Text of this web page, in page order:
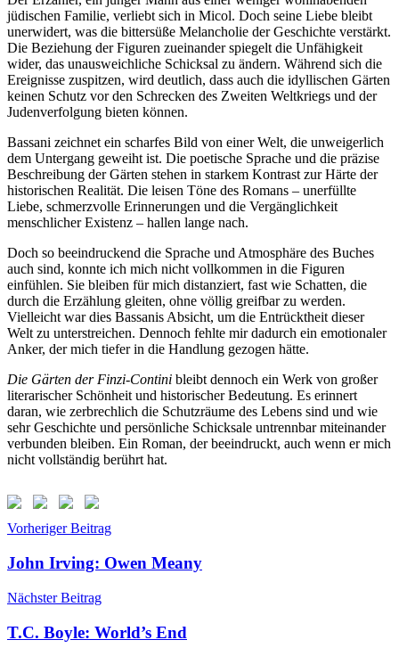
jüdischen Familie, verliebt sich in Micol. Doch seine Liebe bleibt
unerwidert, was die bittersüße Melancholie der Geschichte verstärkt.
Die Beziehung der Figuren zueinander spiegelt die Unfähigkeit
wider, das unausweichliche Schicksal zu ändern. Während sich die
Ereignisse zuspitzen, wird deutlich, dass auch die idyllischen Gärten
keinen Schutz vor den Schrecken des Zweiten Weltkriegs und der
Judenverfolgung bieten können.
Bassani zeichnet ein scharfes Bild von einer Welt, die unweigerlich
dem Untergang geweiht ist. Die poetische Sprache und die präzise
Beschreibung der Gärten stehen in starkem Kontrast zur Härte der
historischen Realität. Die leisen Töne des Romans – unerfüllte
Liebe, schmerzvolle Erinnerungen und die Vergänglichkeit
menschlicher Existenz – hallen lange nach.
Doch so beeindruckend die Sprache und Atmosphäre des Buches
auch sind, konnte ich mich nicht vollkommen in die Figuren
einfühlen. Sie bleiben für mich distanziert, fast wie Schatten, die
durch die Erzählung gleiten, ohne völlig greifbar zu werden.
Vielleicht war dies Bassanis Absicht, um die Entrücktheit dieser
Welt zu unterstreichen. Dennoch fehlte mir dadurch ein emotionaler
Anker, der mich tiefer in die Handlung gezogen hätte.
Die Gärten der Finzi-Contini bleibt dennoch ein Werk von großer
literarischer Schönheit und historischer Bedeutung. Es erinnert
daran, wie zerbrechlich die Schutzräume des Lebens sind und wie
sehr Geschichte und persönliche Schicksale untrennbar miteinander
verbunden bleiben. Ein Roman, der beeindruckt, auch wenn er mich
nicht vollständig berührt hat.
Schlagwörter:
Gärten
Finzi-
Contini,
Finzi-
Contini,
Beitragsnavigation
Vorheriger Beitrag
John Irving: Owen Meany
Nächster Beitrag
T.C. Boyle: World’s End